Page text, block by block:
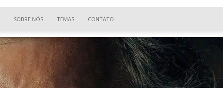
Devo
SOBRE NÓS TEMAS CONTATO